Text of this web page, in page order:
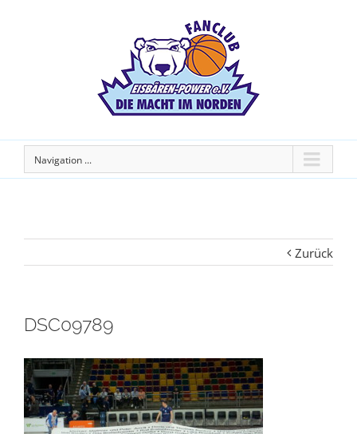
Navigation ...
Zurück
DSC09789